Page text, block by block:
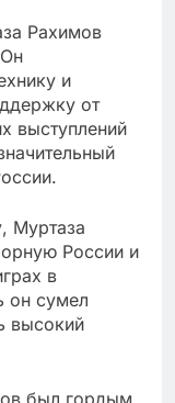
Рахимов
и
от
выступлений
Муртаза
России и
в
он сумел
высокий